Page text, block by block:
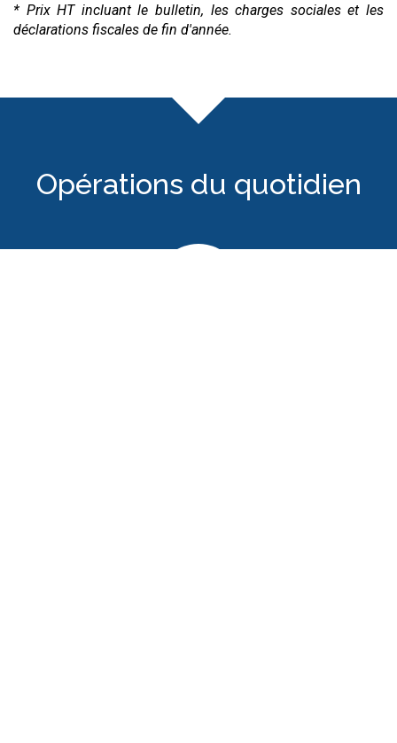
* Prix HT incluant le bulletin, les charges sociales et les
déclarations fiscales de fin d'année.
Opérations du quotidien